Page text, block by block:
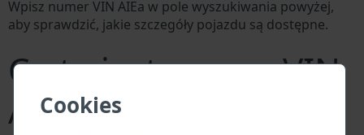
Cookies
Wpisz numer VIN AIEa w pole wyszukiwania powyżej,
aby sprawdzić, jakie szczegóły pojazdu są dostępne.
Co to jest numer VIN
AIEa?